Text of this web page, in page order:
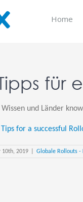
Home
für
Wissen und Länder
for a successful
10th, 2019 Globale Rollouts -